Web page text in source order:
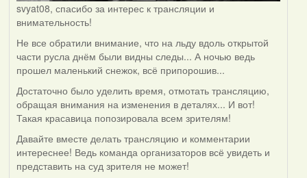
svyat08, спасибо за интерес к трансляции и
внимательность!
Не все обратили внимание, что на льду вдоль открытой
части русла днём были видны следы... А ночью ведь
прошел маленький снежок, всё припорошив...
Достаточно было уделить время, отмотать трансляцию,
обращая внимания на изменения в деталях... И вот!
Такая красавица попозировала всем зрителям!
Давайте вместе делать трансляцию и комментарии
интереснее! Ведь команда организаторов всё увидеть и
представить на суд зрителя не может!